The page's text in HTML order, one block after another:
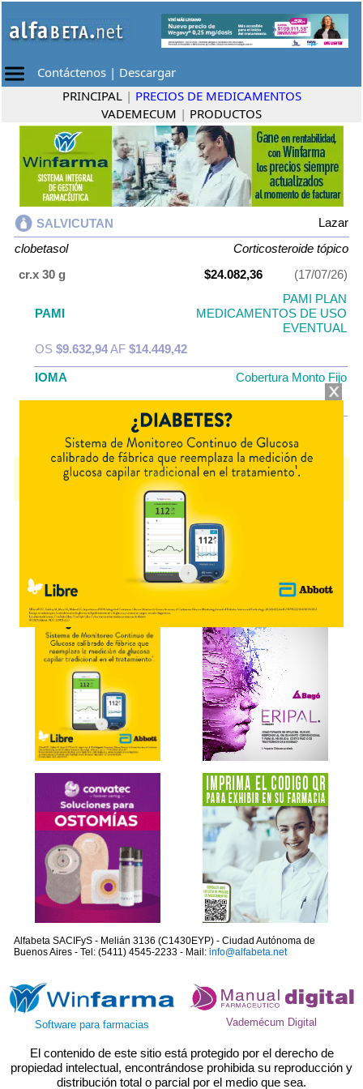
Contáctenos | Descargar
PRINCIPAL | PRECIOS DE MEDICAMENTOS
VADEMECUM | PRODUCTOS
SALVICUTAN
Lazar
clobetasol
Corticosteroide tópico
cr.x 30 g
$24.082,36 (17/07/26)
PAMI
PAMI PLAN
MEDICAMENTOS DE USO
EVENTUAL
OS $9.632,94AF $14.449,42
IOMA
Cobertura Monto Fijo
OS$5.928,25AF$18.154,11
SALVICUTANcontiene clobetasoly se indica comoCorticosteroide
Lazary cuenta con 1 presentación disponible.
Otros productos con clobetasol
Lazar
Alfabeta SACIFyS - Melián 3136 (C1430EYP) - Ciudad Autónoma de
Buenos Aires - Tel: (5411) 4545-2233 - Mail: info@alfabeta.net
Software para farmacias Vademécum Digital
El contenido de este sitio está protegido por el derecho de
propiedad intelectual, encontrándose prohibida su reproducción y
distribución total o parcial por el medio que sea.